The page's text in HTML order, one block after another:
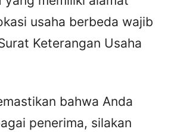
usaha berbeda wajib
Keterangan Usaha
bahwa Anda
penerima, silakan